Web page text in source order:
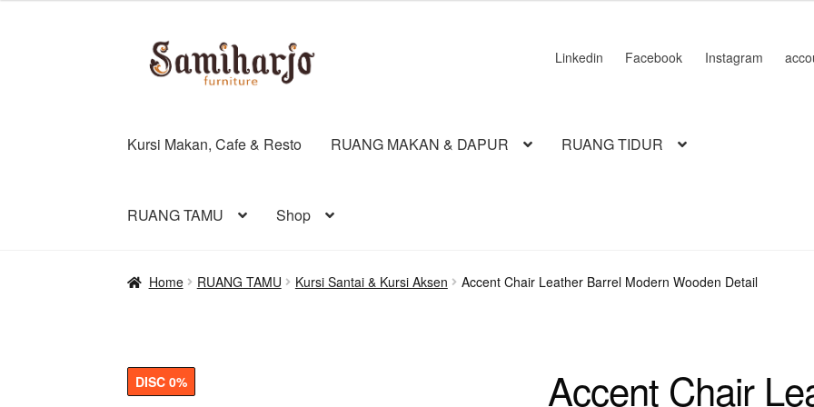
Skip
Skip
Linkedin Facebook Instagram
Kursi Makan, Cafe & Resto RUANG MAKAN & DAPUR RUANG TIDUR
RUANG TAMU Shop
Home RUANG TAMU Kursi Santai & Kursi Aksen Accent Chair Leather Barrel Modern Wooden Detail
DISC 0%
Accent Chair